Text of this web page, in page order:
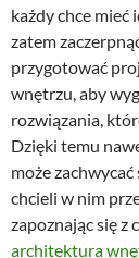
każdy chce
zatem
przygotować
wnętrzu, aby
rozwiązania,
Dzięki temu
może
chcieli w nim
zapoznając się z
architektura